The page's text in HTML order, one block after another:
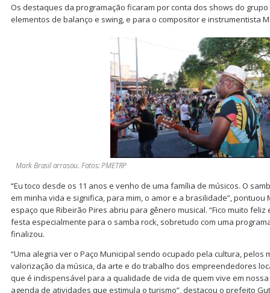
Os destaques da programação ficaram por conta dos shows do
elementos de balanço e swing, e para o compositor e instrumentista
Mark Brasil arrasou. Fotos: PMETRP
“Eu toco desde os 11 anos e venho de uma família de músicos. O
em minha vida e significa, para mim, o amor e a brasilidade”,
espaço que Ribeirão Pires abriu para gênero musical. “Fico muito
festa especialmente para o samba rock, sobretudo com uma
finalizou.
“Uma alegria ver o Paço Municipal sendo ocupado pela cultura, pelos
valorização da música, da arte e do trabalho dos empreendedores
que é indispensável para a qualidade de vida de quem vive em
agenda de atividades que estimula o turismo”, destacou o prefeito